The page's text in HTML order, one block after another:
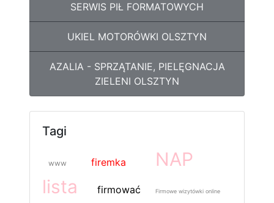
SERWIS PIŁ FORMATOWYCH
UKIEL MOTORÓWKI OLSZTYN
AZALIA - SPRZĄTANIE, PIELĘGNACJA
ZIELENI OLSZTYN
Tagi
www firemka
NAP
lista
firmować Firmowe wizytówki online